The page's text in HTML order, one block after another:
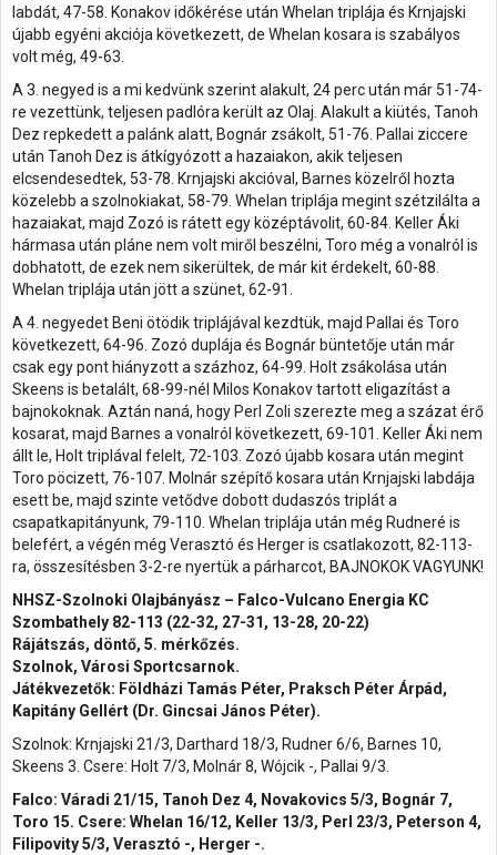
labdát, 47-58. Konakov időkérése után Whelan triplája és Krnjajski
újabb egyéni akciója következett, de Whelan kosara is szabályos
volt még, 49-63.
A 3. negyed is a mi kedvünk szerint alakult, 24 perc után már 51-74-
re vezettünk, teljesen padlóra került az Olaj. Alakult a kiütés, Tanoh
Dez repkedett a palánk alatt, Bognár zsákolt, 51-76. Pallai ziccere
után Tanoh Dez is átkígyózott a hazaiakon, akik teljesen
elcsendesedtek, 53-78. Krnjajski akcióval, Barnes közelről hozta
közelebb a szolnokiakat, 58-79. Whelan triplája megint szétzilálta a
hazaiakat, majd Zozó is rátett egy középtávolit, 60-84. Keller Áki
hármasa után pláne nem volt miről beszélni, Toro még a vonalról is
dobhatott, de ezek nem sikerültek, de már kit érdekelt, 60-88.
Whelan triplája után jött a szünet, 62-91.
A 4. negyedet Beni ötödik triplájával kezdtük, majd Pallai és Toro
következett, 64-96. Zozó duplája és Bognár büntetője után már
csak egy pont hiányzott a százhoz, 64-99. Holt zsákolása után
Skeens is betalált, 68-99-nél Milos Konakov tartott eligazítást a
bajnokoknak. Aztán naná, hogy Perl Zoli szerezte meg a százat érő
kosarat, majd Barnes a vonalról következett, 69-101. Keller Áki nem
állt le, Holt triplával felelt, 72-103. Zozó újabb kosara után megint
Toro pöcizett, 76-107. Molnár szépítő kosara után Krnjajski labdája
esett be, majd szinte vetődve dobott dudaszós triplát a
csapatkapitányunk, 79-110. Whelan triplája után még Rudneré is
belefért, a végén még Verasztó és Herger is csatlakozott, 82-113-
ra, összesítésben 3-2-re nyertük a párharcot, BAJNOKOK VAGYUNK!
NHSZ-Szolnoki Olajbányász – Falco-Vulcano Energia KC
Szombathely 82-113 (22-32, 27-31, 13-28, 20-22)
Rájátszás, döntő, 5. mérkőzés.
Szolnok, Városi Sportcsarnok.
Játékvezetők: Földházi Tamás Péter, Praksch Péter Árpád,
Kapitány Gellért (Dr. Gincsai János Péter).
Szolnok: Krnjajski 21/3, Darthard 18/3, Rudner 6/6, Barnes 10,
Skeens 3. Csere: Holt 7/3, Molnár 8, Wójcik -, Pallai 9/3.
Falco: Váradi 21/15, Tanoh Dez 4, Novakovics 5/3, Bognár 7,
Toro 15. Csere: Whelan 16/12, Keller 13/3, Perl 23/3, Peterson 4,
Filipovity 5/3, Verasztó -, Herger -.